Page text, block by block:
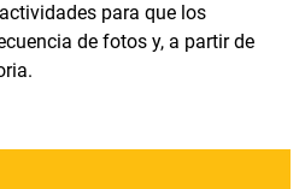
para que los
de fotos y, a partir de